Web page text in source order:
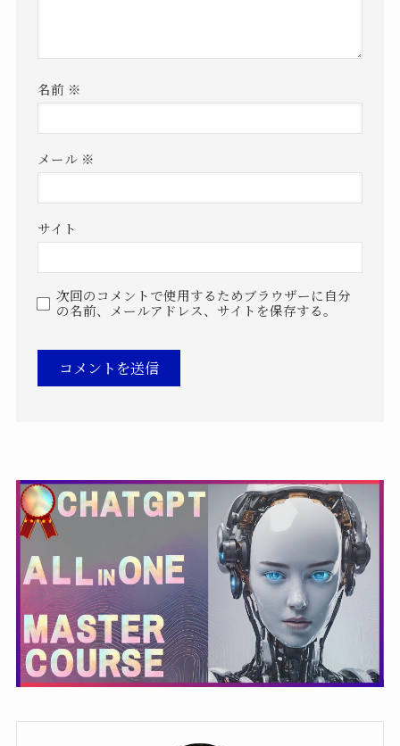
名前 ※
メール ※
サイト
次回のコメントで使用するためブラウザーに自分
の名前、メールアドレス、サイトを保存する。